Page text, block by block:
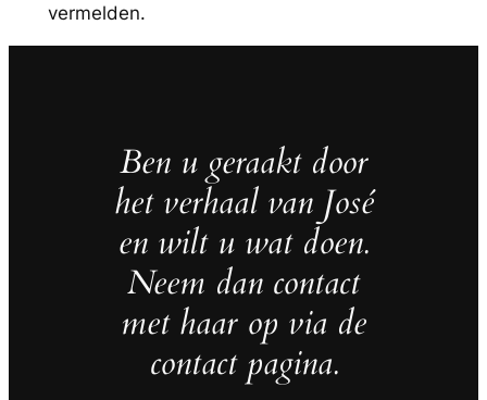
vermelden.
Ben u geraakt door
het verhaal van José
en wilt u wat doen.
Neem dan contact
met haar op via de
contact pagina.